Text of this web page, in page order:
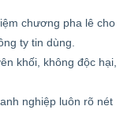
chương pha lê cho
ty tin dùng.
khối, không độc hại,
nghiệp luôn rõ nét